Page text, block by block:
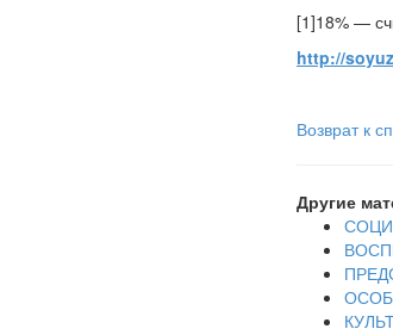
[1]18% —
http://
Возврат к
Другие